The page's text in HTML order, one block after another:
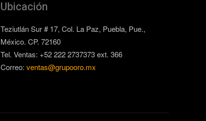
Ubicación
Teziutlán Sur # 17, Col. La Paz, Puebla, Pue.,
México. CP. 72160
Tel. Ventas: +52 222 2737373 ext. 366
Correo: ventas@grupooro.mx